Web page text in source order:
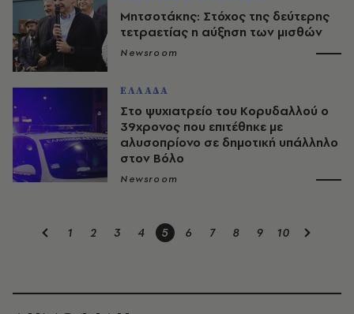
Μητσοτάκης: Στόχος της δεύτερης
τετραετίας η αύξηση των μισθών
Newsroom
ΕΛΛΑΔΑ
Στο ψυχιατρείο του Κορυδαλλού ο
39χρονος που επιτέθηκε με
αλυσοπρίονο σε δημοτική υπάλληλο
στον Βόλο
Newsroom
1 2 3 4 5 6 7 8 9 10